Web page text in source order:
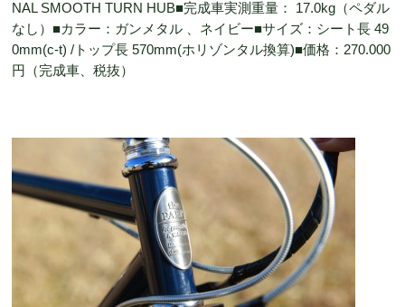
NAL SMOOTH TURN HUB■完成車実測重量： 17.0kg（ペダル
なし）■カラー：ガンメタル 、ネイビー■サイズ：シート長 49
0mm(c-t) /トップ長 570mm(ホリゾンタル換算)■価格：270.000
円（完成車、税抜）